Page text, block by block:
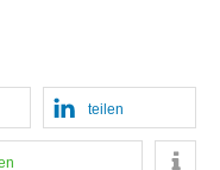
teilen